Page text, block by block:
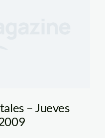
– Jueves